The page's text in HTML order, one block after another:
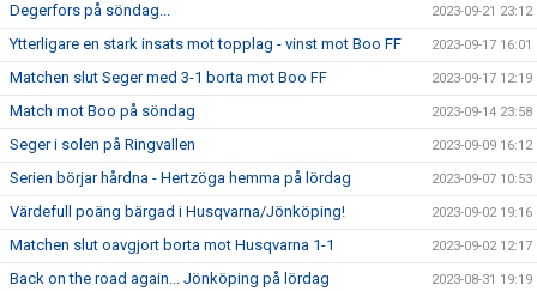
Degerfors på söndag... 2023-09-21 23:12
Ytterligare en stark insats mot topplag - vinst mot Boo FF 2023-09-17 16:01
Matchen slut Seger med 3-1 borta mot Boo FF 2023-09-17 12:19
Match mot Boo på söndag 2023-09-14 23:58
Seger i solen på Ringvallen 2023-09-09 16:12
Serien börjar hårdna - Hertzöga hemma på lördag 2023-09-07 10:53
Värdefull poäng bärgad i Husqvarna/Jönköping! 2023-09-02 19:16
Matchen slut oavgjort borta mot Husqvarna 1-1 2023-09-02 12:17
Back on the road again... Jönköping på lördag 2023-08-31 19:19